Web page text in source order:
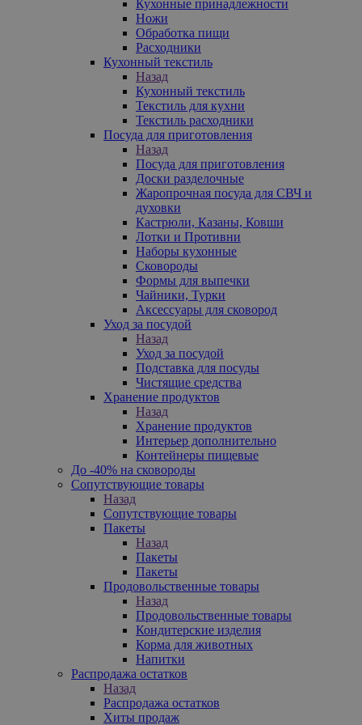
Кухонные принадлежности
Ножи
Обработка пищи
Расходники
Кухонный текстиль
Назад
Кухонный текстиль
Текстиль для кухни
Текстиль расходники
Посуда для приготовления
Назад
Посуда для приготовления
Доски разделочные
Жаропрочная посуда для СВЧ и
духовки
Кастрюли, Казаны, Ковши
Лотки и Противни
Наборы кухонные
Сковороды
Формы для выпечки
Чайники, Турки
Аксессуары для сковород
Уход за посудой
Назад
Уход за посудой
Подставка для посуды
Чистящие средства
Хранение продуктов
Назад
Хранение продуктов
Интерьер дополнительно
Контейнеры пищевые
До -40% на сковороды
Сопутствующие товары
Назад
Сопутствующие товары
Пакеты
Назад
Пакеты
Пакеты
Продовольственные товары
Назад
Продовольственные товары
Кондитерские изделия
Корма для животных
Напитки
Распродажа остатков
Назад
Распродажа остатков
Хиты продаж